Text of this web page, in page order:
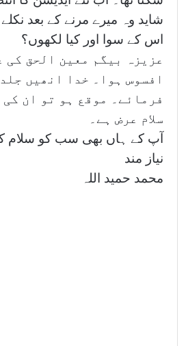
شاید وہ میرے مرنے کے بعد
اس کے سوا اور کیا لکھوں؟
عزیزہ بیگم معین الحق کی
افسوس ہوا۔ خدا انھیں
فرمائے۔ موقع ہو تو ان کی
سلام عرض ہے۔
آپ کے ہاں بھی سب کو سلام
نیاز مند
محمد حمید اللہ